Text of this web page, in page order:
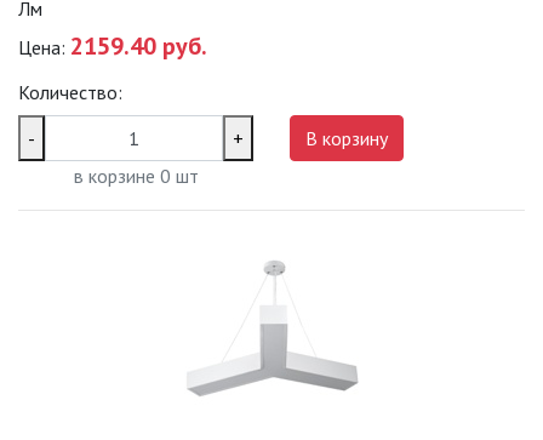
ЗАДАТЬ ВОПРОС
ЗАЯВКА
Лм
Цена: 2159.40 руб.
Количество:
-
+
в корзине 0 шт
В корзину